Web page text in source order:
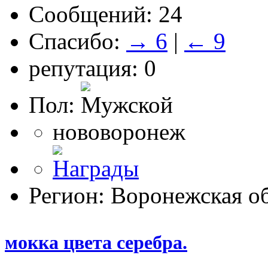
Сообщений: 24
Спасибо: → 6 | ← 9
репутация: 0
Пол:
нововоронеж
Регион: Воронежская
мокка цвета серебра.